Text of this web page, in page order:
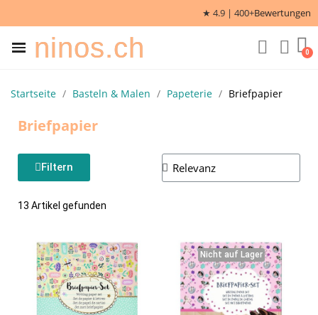
★ 4.9 | 400+Bewertungen
ninos.ch
Startseite Basteln & Malen Papeterie Briefpapier
Briefpapier
Filtern
13 Artikel gefunden
Nicht auf Lager
Nicht auf Lager